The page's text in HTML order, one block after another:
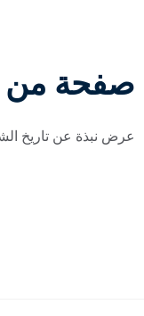
صفحة من
عرض نبذة عن تاريخ